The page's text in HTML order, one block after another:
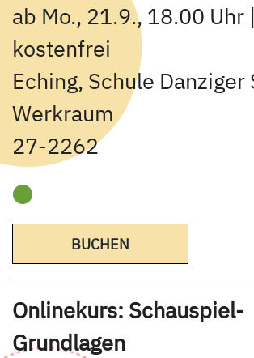
ab Mo., 21.9., 18.00 Uhr |
kostenfrei
Eching, Schule Danziger
Werkraum
27-2262
BUCHEN
Onlinekurs: Schauspiel-
Grundlagen